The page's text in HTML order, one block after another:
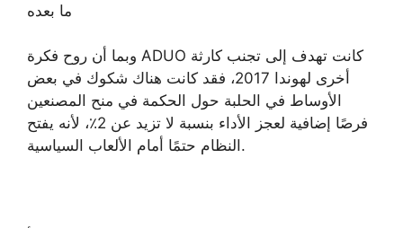
ما بعده
وبما أن روح فكرة ADUO كانت تهدف إلى تجنب كارثة
أخرى لهوندا 2017، فقد كانت هناك شكوك في بعض
الأوساط في الحلبة حول الحكمة في منح المصنعين
فرصًا إضافية لعجز الأداء بنسبة لا تزيد عن 2٪، لأنه يفتح
النظام حتمًا أمام الألعاب السياسية.